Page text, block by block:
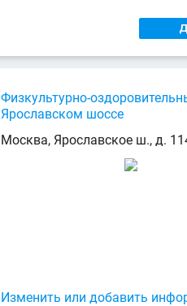
Физкультурно-
Ярославском шоссе
Москва, Ярославское ш., д.
Изменить или добавить